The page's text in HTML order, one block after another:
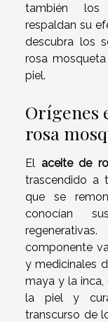
también los
respaldan su
descubra los
rosa
piel.
Orígenes
rosa
El aceite de
trascendido a
que se
conocían
componente
y medicinales
maya y la
la piel y
transcurso de